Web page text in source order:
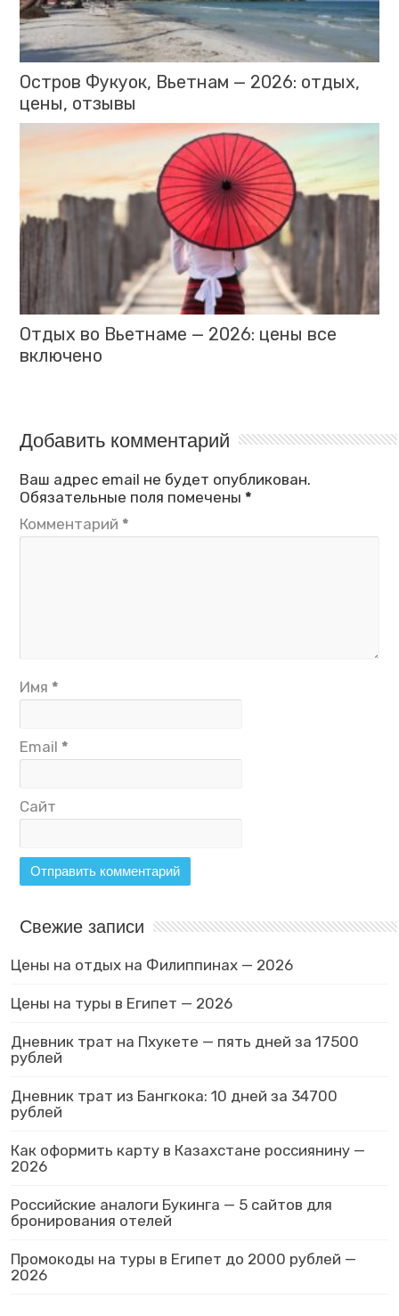
Остров Фукуок, Вьетнам — 2026: отдых,
цены, отзывы
Отдых во Вьетнаме — 2026: цены все
включено
Добавить комментарий
Ваш адрес email не будет опубликован.
Обязательные поля помечены*
Комментарий *
Имя *
Email *
Сайт
Свежие записи
Цены на отдых на Филиппинах — 2026
Цены на туры в Египет — 2026
Дневник трат на Пхукете — пять дней за 17500
рублей
Дневник трат из Бангкока: 10 дней за 34700
рублей
Как оформить карту в Казахстане россиянину —
2026
Российские аналоги Букинга — 5 сайтов для
бронирования отелей
Промокоды на туры в Египет до 2000 рублей —
2026